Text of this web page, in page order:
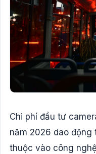
Chi phí đầu tư
năm 2026 dao
thuộc vào công